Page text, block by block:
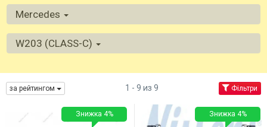
Mercedes
W203 (CLASS-C)
за рейтингом 1 - 9 из 9 Фільтри
Знижка 4% Знижка 4%